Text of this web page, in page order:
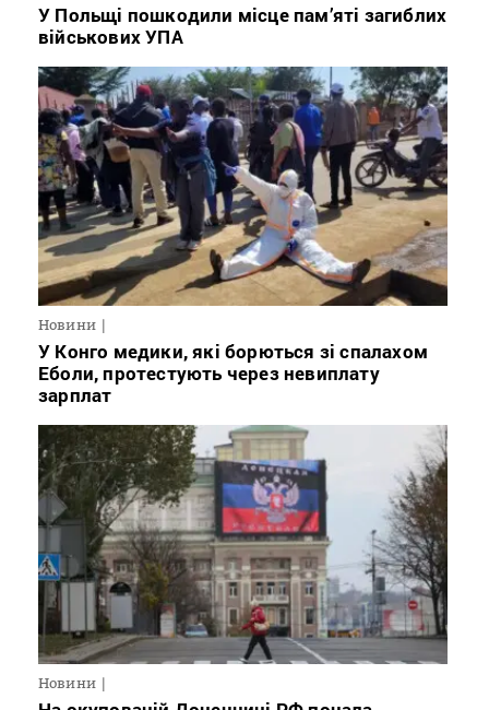
У Польщі пошкодили місце пам’яті загиблих
військових УПА
Новини
У Конго медики, які борються зі спалахом
Еболи, протестують через невиплату
зарплат
Новини